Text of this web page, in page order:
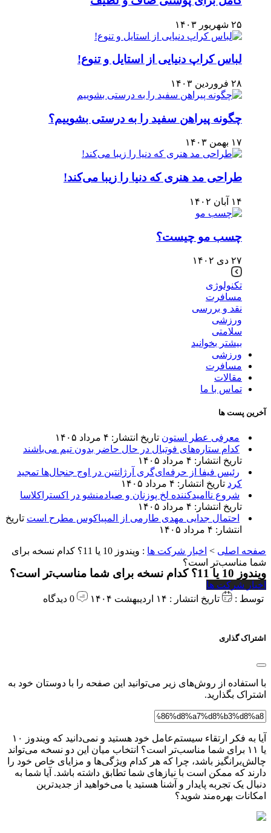
۲۵ شهریور ۱۴۰۳
لباس کراپ دنیایی از استایل و تنوع!
۲۸ فروردین ۱۴۰۳
چگونه پیراهن سفید را به درستی بشوییم؟
۱۷ بهمن ۱۴۰۳
طراحی مد هنری که دنیا را زیبا می‌کند!
۱۴ آبان ۱۴۰۲
چسب مو چیست؟
۲۷ دی ۱۴۰۲
تکنولوژی
مسافرت
نقد و بررسی
ورزشی
سلامتی
بیشتر بخوانید
ورزشی
مسافرت
مقالات
تماس با ما
آخرین پست ها
معرفی عطر استون تاریخ انتشار: ۴ مرداد ۱۴۰۵
کدام ستاره‌های فوتبال در حال حاضر بدون تیم می‌باشند
تاریخ انتشار: ۴ مرداد ۱۴۰۵
رئیس فیفا از حرفه‌ای‌گری آرژانتین در اوج جنجال‌ها تمجید
کرد تاریخ انتشار: ۴ مرداد ۱۴۰۵
شروع ناامیدکننده لخ پوزنان و صیادمنشو در اکستراکلاسا
تاریخ انتشار: ۴ مرداد ۱۴۰۵
احتمال جدایی مهدی طارمی از المپیاکوس مطرح است تاریخ
انتشار: ۴ مرداد ۱۴۰۵
صفحه اصلی > اخبار شرکت ها :
ویندوز 10 یا 11؟ کدام نسخه برای
شما مناسب‌تر است؟
ویندوز 10 یا 11؟ کدام نسخه برای شما مناسب‌تر است؟
اخبار شرکت ها
توسط :
تاریخ انتشار : ۱۴ اردیبهشت ۱۴۰۴
اشتراک گذاری
با استفاده از روش‌های زیر می‌توانید این صفحه را با دوستان خود به
اشتراک بگذارید.
آیا به فکر ارتقاء سیستم‌عامل خود هستید و نمی‌دانید که ویندوز
۱۰
یا ۱۱ برای شما مناسب‌تر است؟ انتخاب میان این دو نسخه می‌تواند
چالش‌برانگیز باشد، چرا که هر کدام ویژگی‌ها و مزایای خاص خود را
دارند که ممکن است با نیازهای شما تطابق داشته باشد. آیا شما به
دنبال یک تجربه پایدار و آشنا هستید یا می‌خواهید از جدیدترین
امکانات بهره‌مند شوید؟